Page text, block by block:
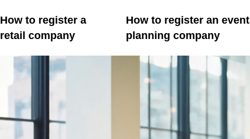
How to register a
retail company
How to register an event
planning company